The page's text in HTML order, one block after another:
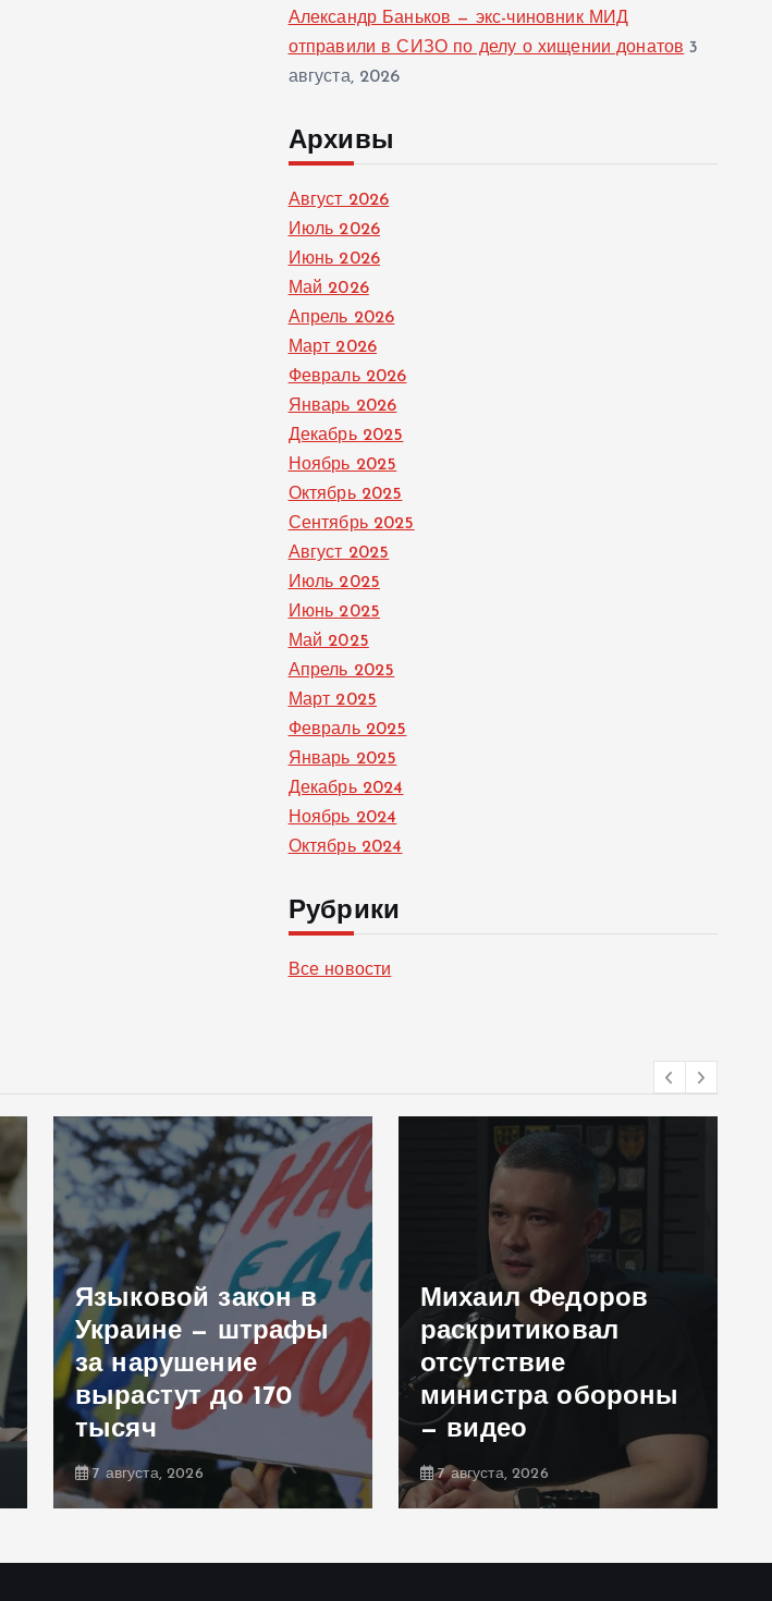
Александр Баньков — экс-чиновник МИД
отправили в СИЗО по делу о хищении донатов 3
августа, 2026
Архивы
Август 2026
Июль 2026
Июнь 2026
Май 2026
Апрель 2026
Март 2026
Февраль 2026
Январь 2026
Декабрь 2025
Ноябрь 2025
Октябрь 2025
Сентябрь 2025
Август 2025
Июль 2025
Июнь 2025
Май 2025
Апрель 2025
Март 2025
Февраль 2025
Январь 2025
Декабрь 2024
Ноябрь 2024
Октябрь 2024
Рубрики
Все новости
Языковой закон в
Украине — штрафы
за нарушение
вырастут до 170
тысяч
7 августа, 2026
Михаил Федоров
раскритиковал
отсутствие
министра обороны
— видео
7 августа, 2026